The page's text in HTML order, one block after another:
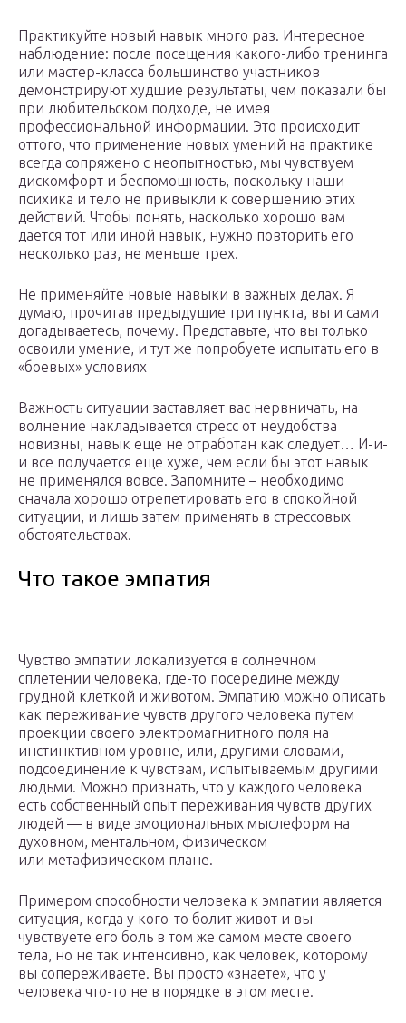
Практикуйте новый навык много раз. Интересное
наблюдение: после посещения какого-либо тренинга
или мастер-класса большинство участников
демонстрируют худшие результаты, чем показали бы
при любительском подходе, не имея
профессиональной информации. Это происходит
оттого, что применение новых умений на практике
всегда сопряжено с неопытностью, мы чувствуем
дискомфорт и беспомощность, поскольку наши
психика и тело не привыкли к совершению этих
действий. Чтобы понять, насколько хорошо вам
дается тот или иной навык, нужно повторить его
несколько раз, не меньше трех.
Не применяйте новые навыки в важных делах. Я
думаю, прочитав предыдущие три пункта, вы и сами
догадываетесь, почему. Представьте, что вы только
освоили умение, и тут же попробуете испытать его в
«боевых» условиях
Важность ситуации заставляет вас нервничать, на
волнение накладывается стресс от неудобства
новизны, навык еще не отработан как следует… И-и-
и все получается еще хуже, чем если бы этот навык
не применялся вовсе. Запомните – необходимо
сначала хорошо отрепетировать его в спокойной
ситуации, и лишь затем применять в стрессовых
обстоятельствах.
Что такое эмпатия
Чувство эмпатии локализуется в солнечном
сплетении человека, где-то посередине между
грудной клеткой и животом. Эмпатию можно описать
как переживание чувств другого человека путем
проекции своего электромагнитного поля на
инстинктивном уровне, или, другими словами,
подсоединение к чувствам, испытываемым другими
людьми. Можно признать, что у каждого человека
есть собственный опыт переживания чувств других
людей — в виде эмоциональных мыслеформ на
духовном, ментальном, физическом
или метафизическом плане.
Примером способности человека к эмпатии является
ситуация, когда у кого-то болит живот и вы
чувствуете его боль в том же самом месте своего
тела, но не так интенсивно, как человек, которому
вы сопереживаете. Вы просто «знаете», что у
человека что-то не в порядке в этом месте.